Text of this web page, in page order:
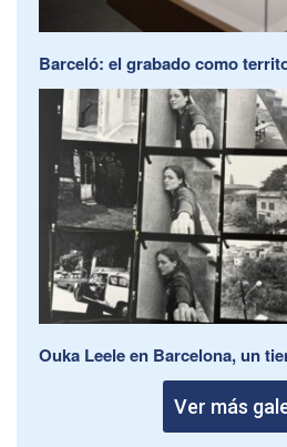
Barceló: el grabado como
Ouka Leele en Barcelona, un
Ver más